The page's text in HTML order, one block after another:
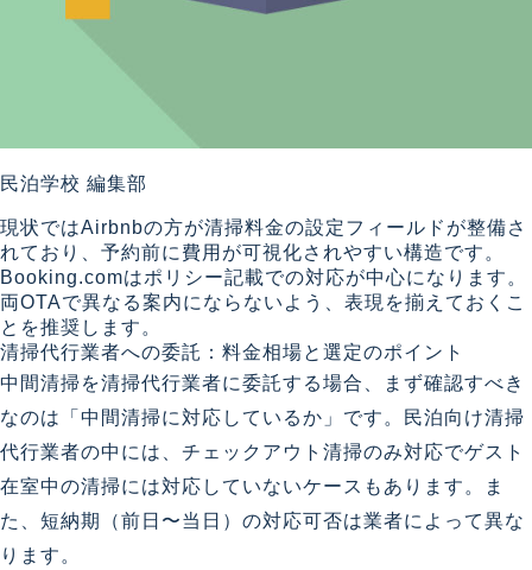
民泊学校 編集部
現状ではAirbnbの方が清掃料金の設定フィールドが整備さ
れており、予約前に費用が可視化されやすい構造です。
Booking.comはポリシー記載での対応が中心になります。
両OTAで異なる案内にならないよう、表現を揃えておくこ
とを推奨します。
清掃代行業者への委託：料金相場と選定のポイント
中間清掃を清掃代行業者に委託する場合、まず確認すべき
なのは「中間清掃に対応しているか」です。民泊向け清掃
代行業者の中には、チェックアウト清掃のみ対応でゲスト
在室中の清掃には対応していないケースもあります。ま
た、短納期（前日〜当日）の対応可否は業者によって異な
ります。